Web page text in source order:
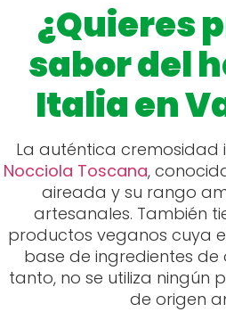
¿Quieres
sabor del
Italia en
La auténtica cremosidad
Nocciola Toscana,
aireada y su rango
artesanales. También
productos veganos cuya
base de ingredientes
tanto, no se utiliza ningún
de origen